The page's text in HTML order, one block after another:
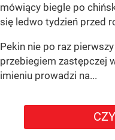
mówiący biegle po
się ledwo tydzień przed
Pekin nie po raz
przebiegiem zastępczej
imieniu prowadzi na...